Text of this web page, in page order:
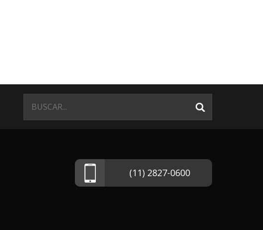
(11) 2827-0600